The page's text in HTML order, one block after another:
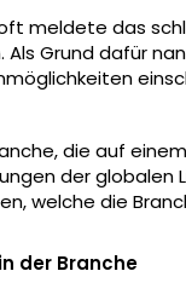
meldete das
Als Grund dafür
die auf
der globalen
welche die
der Branche